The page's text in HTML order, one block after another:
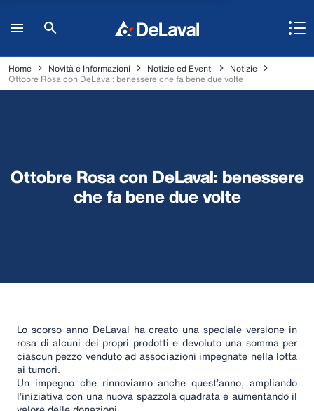
Home Novità e Informazioni Notizie ed Eventi
Notizie
Ottobre Rosa con DeLaval: benessere che fa bene due volte
Ottobre Rosa con DeLaval: benessere
che fa bene due volte
Lo scorso anno DeLaval ha creato una speciale versione in
rosa di alcuni dei propri prodotti e devoluto una somma per
ciascun pezzo venduto ad associazioni impegnate nella lotta
ai tumori.
Un impegno che rinnoviamo anche quest’anno, ampliando
l’iniziativa con una nuova spazzola quadrata e aumentando il